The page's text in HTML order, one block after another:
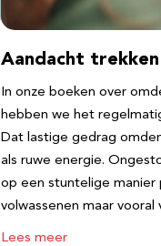
Aandacht trekken
In onze boeken over
hebben we het
Dat lastige gedrag
als ruwe energie.
op een stuntelige manier
volwassenen maar
Lees meer